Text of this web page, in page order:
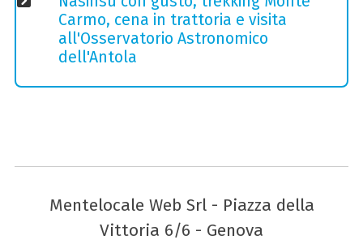
Carmo, cena in trattoria e visita
all'Osservatorio Astronomico
dell'Antola
Mentelocale Web Srl - Piazza della
Vittoria 6/6 - Genova